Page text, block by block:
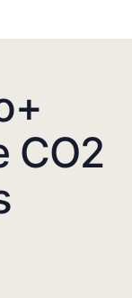
CO2